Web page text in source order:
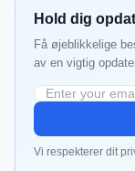
Hold dig
Få øjeblikkelige
av en vigtig
Vi respekterer dit